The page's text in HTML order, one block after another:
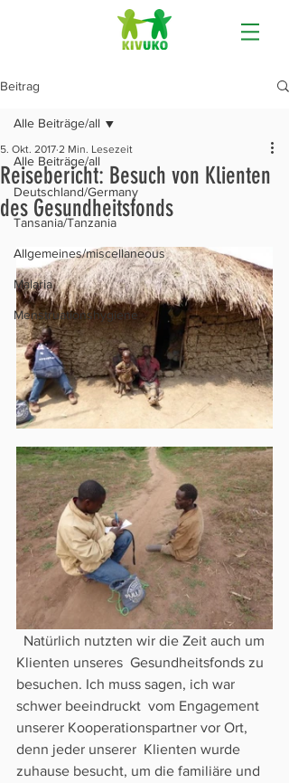
Beitrag
Alle Beiträge/all
Deutschland/Germany
Tansania/Tanzania
Allgemeines/miscellaneous
Malaria
Menstruationshygiene
Alle Beiträge/all
Reisebericht: Besuch von Klienten
des Gesundheitsfonds
5. Okt. 2017 2 Min. Lesezeit
Klienten unseres  Gesundheitsfonds zu
besuchen. Ich muss sagen, ich war
schwer beeindruckt  vom Engagement
unserer Kooperationspartner vor Ort,
denn jeder unserer  Klienten wurde
zuhause besucht, um die familiäre und